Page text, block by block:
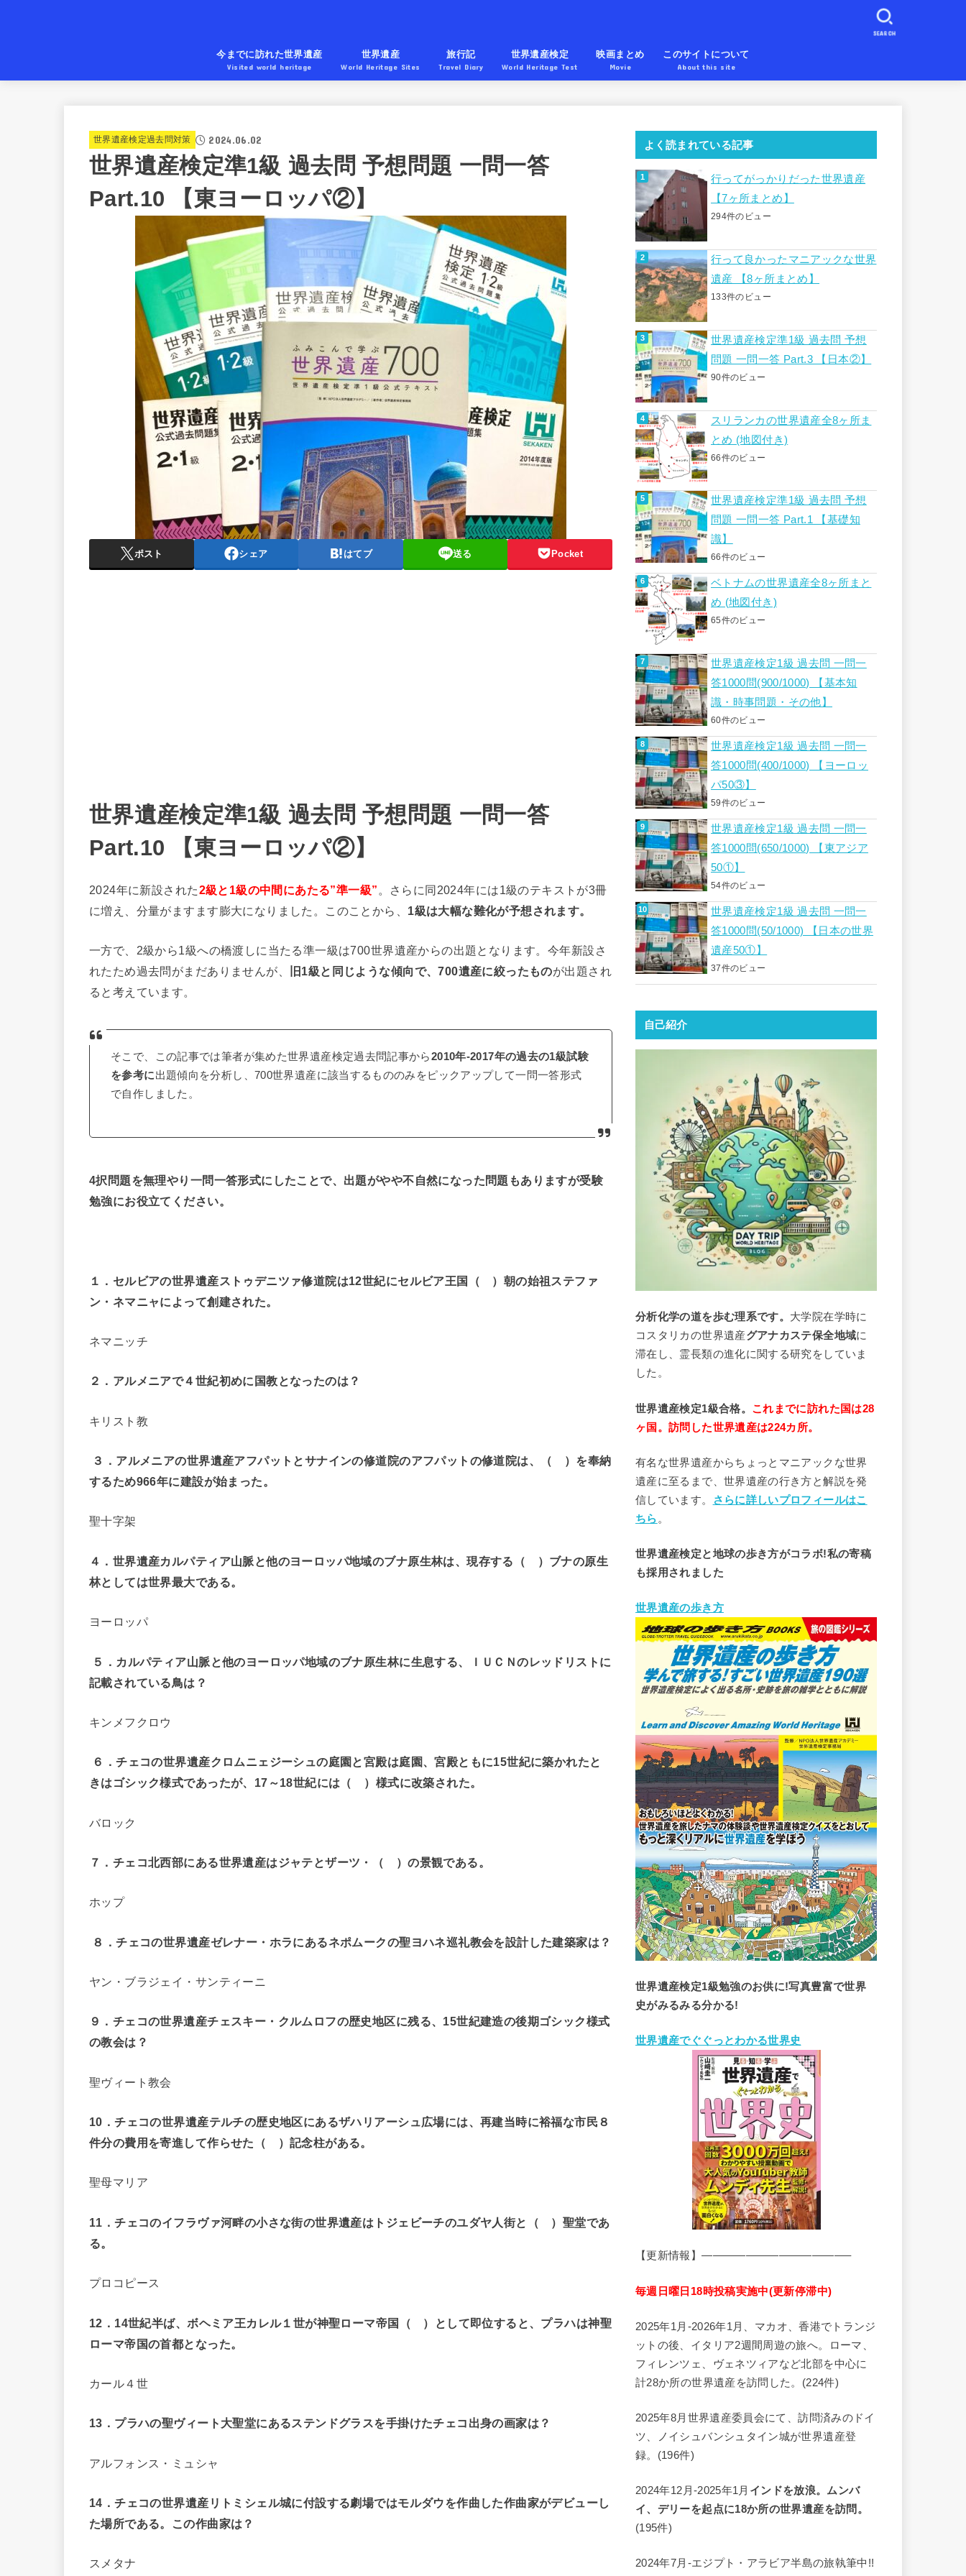
今までに訪れた世界遺産
Visited world heritage
世界遺産
World Heritage Sites
旅行記
Travel Diary
世界遺産検定
World Heritage Test
映画まとめ
Movie
このサイトについて
About this site
SEARCH
世界遺産検定過去問対策 2024.06.02
世界遺産検定準1級 過去問 予想問題 一問一答
Part.10 【東ヨーロッパ②】
ポスト シェア はてブ 送る Pocket
世界遺産検定準1級 過去問 予想問題 一問一答
Part.10 【東ヨーロッパ②】
2024年に新設された2級と1級の中間にあたる”準一級” 。さらに同2024年には1級のテキストが3冊
に増え、分量がますます膨大になりました。このことから、 1級は大幅な難化が予想されます。
一方で、2級から1級への橋渡しに当たる準一級は700世界遺産からの出題となります。今年新設さ
れたため過去問がまだありませんが、
旧1級と同じような傾向で、700遺産に絞ったものが出題され
ると考えています。
そこで、この記事では筆者が集めた世界遺産検定過去問記事から2010年-2017年の過去の1級試験
を参考に出題傾向を分析し、700世界遺産に該当するもののみをピックアップして一問一答形式
で自作しました。
4択問題を無理やり一問一答形式にしたことで、出題がやや不自然になった問題もありますが受験
勉強にお役立てください。
１．セルビアの世界遺産ストゥデニツァ修道院は12世紀にセルビア王国（ ）朝の始祖ステファ
ン・ネマニャによって創建された。
ネマニッチ
２．アルメニアで４世紀初めに国教となったのは？
キリスト教
３．アルメニアの世界遺産アフパットとサナインの修道院のアフパットの修道院は、（ ）を奉納
するため966年に建設が始まった。
聖十字架
４．世界遺産カルパティア山脈と他のヨーロッパ地域のブナ原生林は、現存する（ ）ブナの原生
林としては世界最大である。
ヨーロッパ
５．カルパティア山脈と他のヨーロッパ地域のブナ原生林に生息する、ＩＵＣＮのレッドリストに
記載されている鳥は？
キンメフクロウ
６．チェコの世界遺産クロムニェジーシュの庭園と宮殿は庭園、宮殿ともに15世紀に築かれたと
きはゴシック様式であったが、17～18世紀には（ ）様式に改築された。
バロック
７．チェコ北西部にある世界遺産はジャテとザーツ・（ ）の景観である。
ホップ
８．チェコの世界遺産ゼレナー・ホラにあるネポムークの聖ヨハネ巡礼教会を設計した建築家は？
ヤン・ブラジェイ・サンティーニ
９．チェコの世界遺産チェスキー・クルムロフの歴史地区に残る、15世紀建造の後期ゴシック様式
の教会は？
聖ヴィート教会
10 ．チェコの世界遺産テルチの歴史地区にあるザハリアーシュ広場には、再建当時に裕福な市民８
件分の費用を寄進して作らせた（ ）記念柱がある。
聖母マリア
11 ．チェコのイフラヴァ河畔の小さな街の世界遺産はトジェビーチのユダヤ人街と（ ）聖堂であ
る。
プロコピース
12 ．14世紀半ば、ボヘミア王カレル１世が神聖ローマ帝国（ ）として即位すると、プラハは神聖
ローマ帝国の首都となった。
カール４世
13 ．プラハの聖ヴィート大聖堂にあるステンドグラスを手掛けたチェコ出身の画家は？
アルフォンス・ミュシャ
14 ．チェコの世界遺産リトミシェル城に付設する劇場ではモルダウを作曲した作曲家がデビューし
た場所である。この作曲家は？
スメタナ
よく読まれている記事
行ってがっかりだった世界遺産
【7ヶ所まとめ】
294件のビュー
行って良かったマニアックな世界
遺産 【8ヶ所まとめ】
133件のビュー
世界遺産検定準1級 過去問 予想
問題 一問一答 Part.3 【日本②】
90件のビュー
スリランカの世界遺産全8ヶ所ま
とめ (地図付き)
66件のビュー
世界遺産検定準1級 過去問 予想
問題 一問一答 Part.1 【基礎知
識】
66件のビュー
ベトナムの世界遺産全8ヶ所まと
め (地図付き)
65件のビュー
世界遺産検定1級 過去問 一問一
答1000問(900/1000) 【基本知
識・時事問題・その他】
60件のビュー
世界遺産検定1級 過去問 一問一
答1000問(400/1000) 【ヨーロッ
パ50③】
59件のビュー
世界遺産検定1級 過去問 一問一
答1000問(650/1000) 【東アジア
50①】
54件のビュー
世界遺産検定1級 過去問 一問一
答1000問(50/1000) 【日本の世界
遺産50①】
37件のビュー
自己紹介
分析化学の道を歩む理系です。 大学院在学時に
コスタリカの世界遺産グアナカステ保全地域に
滞在し、霊長類の進化に関する研究をしていま
した。
世界遺産検定1級合格。 これまでに訪れた国は28
ヶ国。訪問した世界遺産は224カ所。
有名な世界遺産からちょっとマニアックな世界
遺産に至るまで、世界遺産の行き方と解説を発
信しています。
さらに詳しいプロフィールはこ
ちら 。
世界遺産検定と地球の歩き方がコラボ!私の寄稿
も採用されました
世界遺産の歩き方
世界遺産検定1級勉強のお供に!写真豊富で世界
史がみるみる分かる!
世界遺産でぐぐっとわかる世界史
【更新情報】—————————————–
毎週日曜日18時投稿実施中(更新停滞中)
2025年1月-2026年1月、マカオ、香港でトランジ
ットの後、イタリア2週間周遊の旅へ。ローマ、
フィレンツェ、ヴェネツィアなど北部を中心に
計28か所の世界遺産を訪問した。(224件)
2025年8月世界遺産委員会にて、訪問済みのドイ
ツ、ノイシュバンシュタイン城が世界遺産登
録。(196件)
2024年12月-2025年1月 インドを放浪。ムンバ
イ、デリーを起点に18か所の世界遺産を訪問。
(195件)
2024年7月-エジプト・アラビア半島の旅執筆中!!